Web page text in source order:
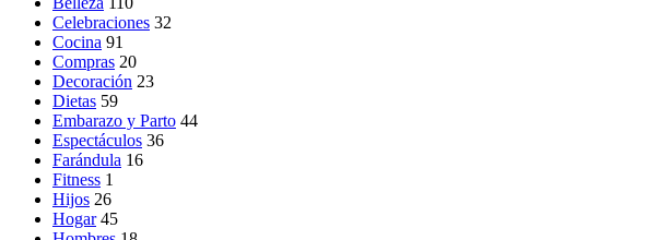
Celebraciones 32
Cocina 91
Compras 20
Decoración 23
Dietas 59
Embarazo y Parto 44
Espectáculos 36
Farándula 16
Fitness 1
Hijos 26
Hogar 45